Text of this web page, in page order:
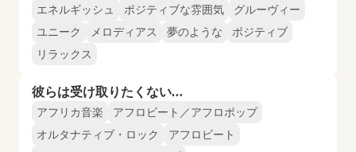
エネルギッシュ
ポジティブな雰囲気
グルーヴィー
ユニーク
メロディアス 夢のような
ポジティブ
リラックス
彼らは受け取りたくない…
アフリカ音楽
アフロビート／アフロポップ
オルタナティブ・ロック
アフロビート